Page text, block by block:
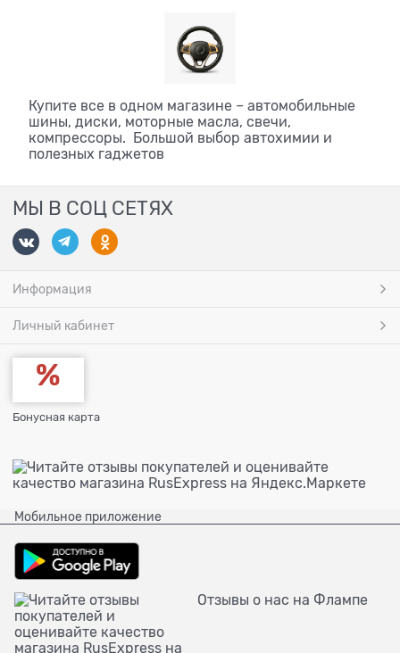
Купите все в одном магазине – автомобильные
шины, диски, моторные масла, свечи,
компрессоры. Большой выбор автохимии и
полезных гаджетов
МЫ В СОЦ СЕТЯХ
Информация
Личный кабинет
Бонусная карта
Мобильное приложение
Отзывы о нас на Флампе